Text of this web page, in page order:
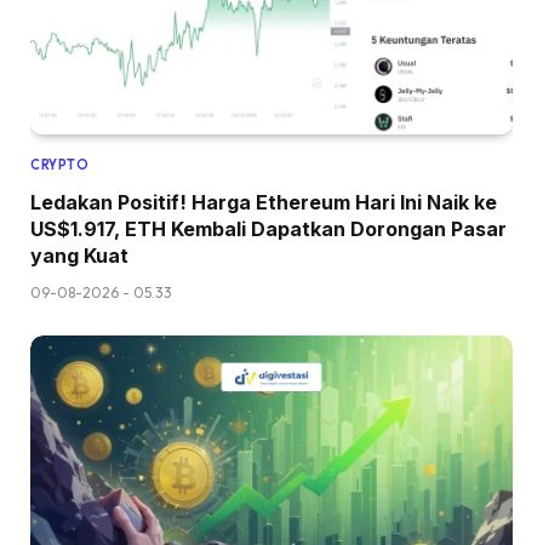
CRYPTO
Ledakan Positif! Harga Ethereum Hari Ini Naik ke
US$1.917, ETH Kembali Dapatkan Dorongan Pasar
yang Kuat
09-08-2026 - 05.33